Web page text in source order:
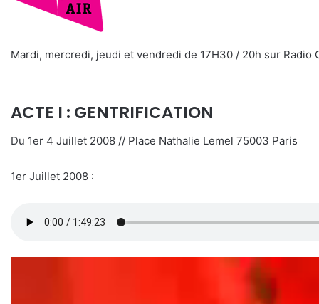
Mardi, mercredi, jeudi et vendredi de 17H30 / 20h sur Radio
ACTE I : GENTRIFICATION
Du 1er 4 Juillet 2008 // Place Nathalie Lemel 75003 Paris
1er Juillet 2008 :